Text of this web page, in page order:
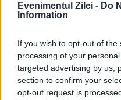
Evenimentul Zilei - Do
Information
If you wish to opt-out of
processing of your
targeted advertising by us,
section to confirm your
opt-out request is
Grâul s-a